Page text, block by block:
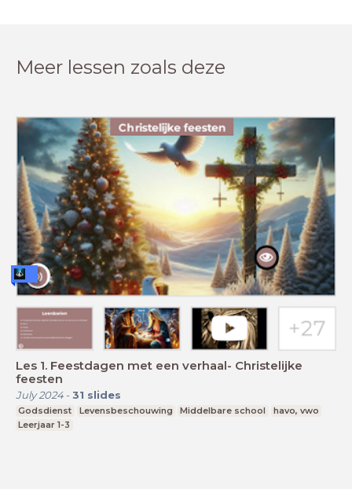
Meer lessen zoals deze
Les 1. Feestdagen met een verhaal- Christelijke
feesten
July 2024- 31 slides
Godsdienst Levensbeschouwing Middelbare school
havo, vwo
Leerjaar 1-3